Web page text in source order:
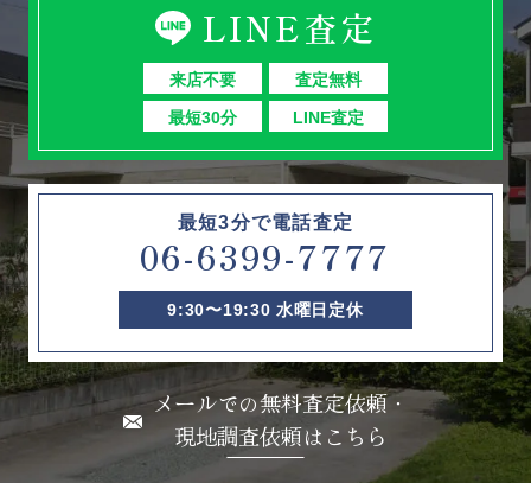
LINE査定
来店不要
査定無料
最短30分
LINE査定
最短3分で電話査定
06-6399-7777
9:30〜19:30 水曜日定休
メールでの無料査定依頼・
現地調査依頼はこちら